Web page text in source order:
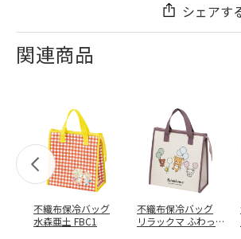
シェアす
関連商品
不織布保冷バッグ
水森亜土 FBC1
不織布保冷バッグ
リラックマ ふわっ